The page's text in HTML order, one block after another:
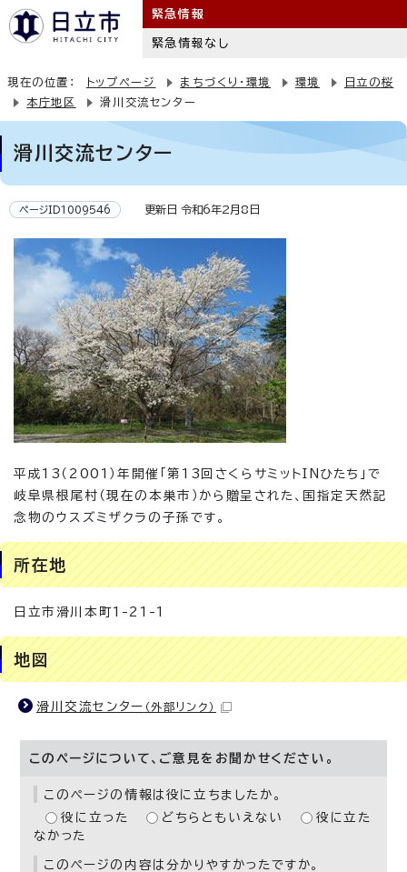
緊急情報
緊急情報なし
現在の位置： トップページ まちづくり・環境 環境
日立の桜
本庁地区
滑川交流センター
滑川交流センター
ページID1009546 更新日 令和6年2月8日
平成13（2001）年開催「第13回さくらサミットINひたち」で
岐阜県根尾村（現在の本巣市）から贈呈された、国指定天然記
念物のウスズミザクラの子孫です。
所在地
日立市滑川本町1-21-1
地図
滑川交流センター （外部リンク）
このページについて、ご意見をお聞かせください。
このページの情報は役に立ちましたか。
役に立った
どちらともいえない
役に立た
なかった
このページの内容は分かりやすかったですか。